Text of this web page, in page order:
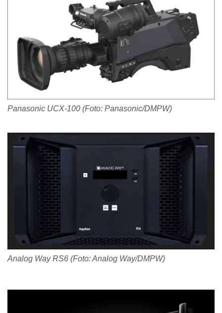
Panasonic UCX-100 (Foto: Panasonic/DMPW)
Analog Way RS6 (Foto: Analog Way/DMPW)